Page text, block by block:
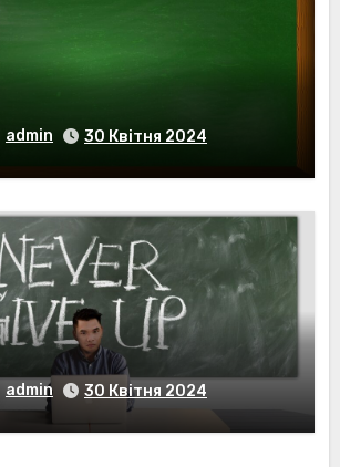
admin 30 Квітня 2024
admin 30 Квітня 2024